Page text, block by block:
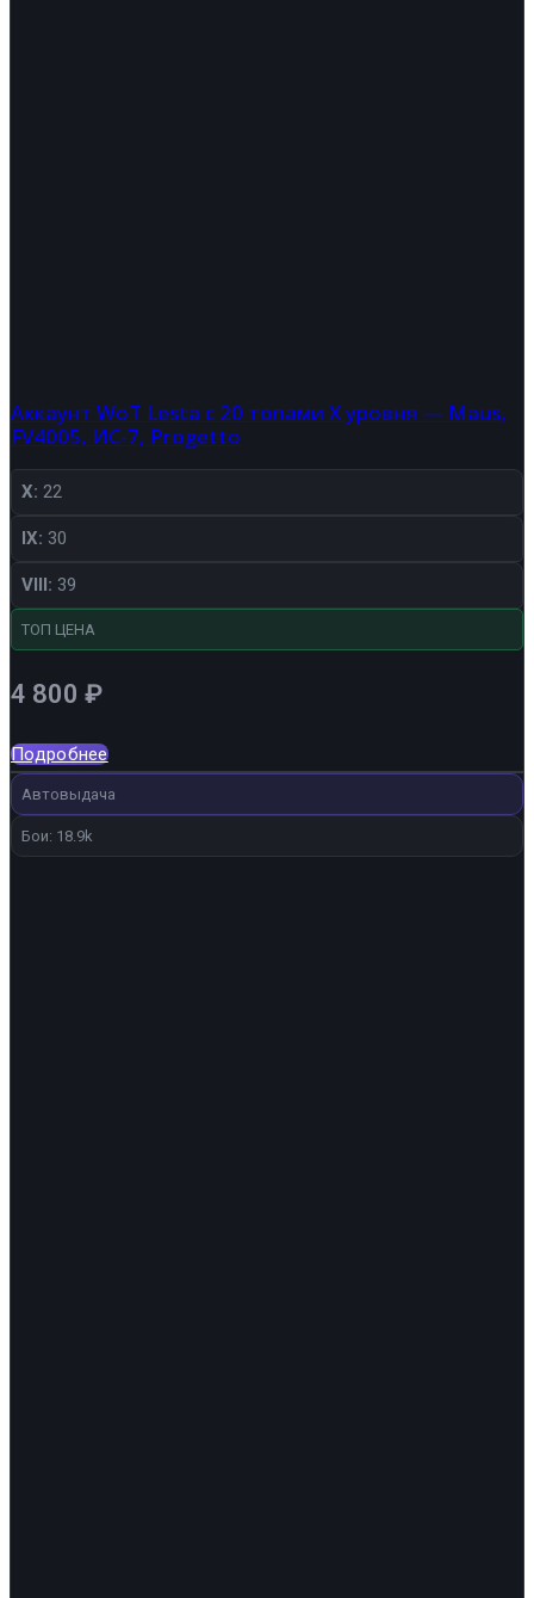
Аккаунт WoT Lesta с 20 топами X уровня — Maus,
FV4005, ИС-7, Progetto
X: 22
IX: 30
VIII: 39
ТОП ЦЕНА
4 800 ₽
Подробнее
Автовыдача
Бои: 18.9k